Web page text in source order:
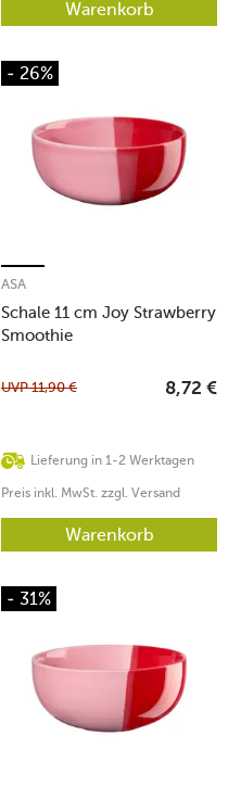
Warenkorb
- 26%
Schale 11 cm Joy Strawberry
Smoothie
ASA
Lieferung in 1-2 Werktagen
UVP11,90 € 8,72 €
Preis inkl. MwSt. zzgl. Versand
Warenkorb
- 31%